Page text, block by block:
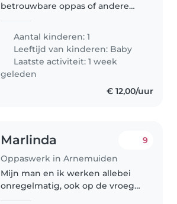
betrouwbare oppas of andere
lieve baby te passen. Jij bent
welkom in ons huis in Uden.
Graag maak ik een
kennismaking om te zien..
Aantal kinderen: 1
Leeftijd van kinderen: Baby
Laatste activiteit: 1 week
geleden
€ 12,00/uur
Marlinda
Oppaswerk in Arnemuiden
9
Mijn man en ik werken allebei
onregelmatig, ook op de vroege